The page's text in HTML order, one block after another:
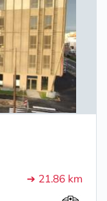
➔ 21.86 km